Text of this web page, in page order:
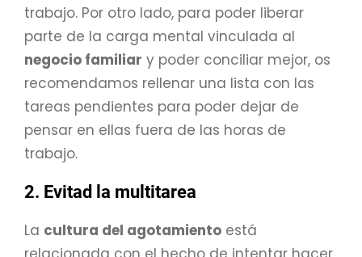
trabajo. Por otro lado, para poder liberar
parte de la carga mental vinculada al
negocio familiar y poder conciliar mejor, os
recomendamos rellenar una lista con las
tareas pendientes para poder dejar de
pensar en ellas fuera de las horas de
trabajo.
2. Evitad la multitarea
La cultura del agotamiento está